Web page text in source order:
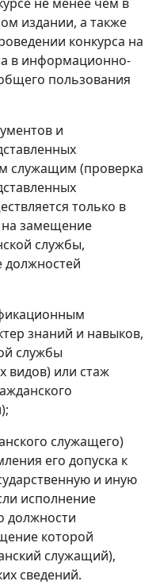
не менее чем в
издании, а также
конкурса на
в информационно-
пользования
и
служащим (проверка
только в
на замещение
службы,
должностей
знаний и навыков,
службы
видов) или стаж
служащего)
его допуска к
и иную
исполнение
должности
которой
служащий),
сведений.